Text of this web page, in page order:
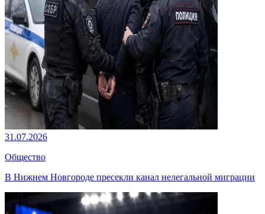
31.07.2026
Общество
В Нижнем Новгороде пресекли канал нелегальной миграции